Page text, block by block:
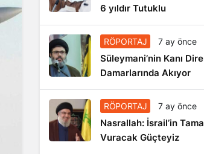
6 yıldır Tutuklu
RÖPORTAJ 7 ay önce
Süleymani’nin Kanı
Damarlarında Akıyor
RÖPORTAJ 7 ay önce
Nasrallah: İsrail’in
Vuracak Güçteyiz